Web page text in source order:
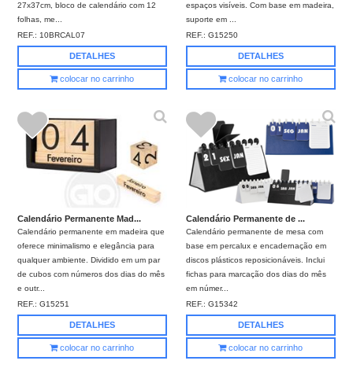
27x37cm, bloco de calendário com 12
folhas, me...
REF.:10BRCAL07
DETALHES
colocar no carrinho
espaços visíveis. Com base em madeira,
suporte em ...
REF.:G15250
DETALHES
colocar no carrinho
Calendário Permanente Mad...
Calendário permanente em madeira que
oferece minimalismo e elegância para
qualquer ambiente. Dividido em um par
de cubos com números dos dias do mês
e outr...
REF.:G15251
DETALHES
colocar no carrinho
Calendário Permanente de ...
Calendário permanente de mesa com
base em percalux e encadernação em
discos plásticos reposicionáveis. Inclui
fichas para marcação dos dias do mês
em númer...
REF.:G15342
DETALHES
colocar no carrinho